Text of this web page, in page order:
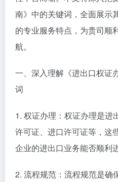
南》中的关键词，全面展示
的专业服务特点，为贵司顺
航。
一、深入理解《进出口权证
词
1. 权证办理：权证办理是进
许可证、进口许可证等，这
企业的进出口业务能否顺利进
2. 流程规范：流程规范是确